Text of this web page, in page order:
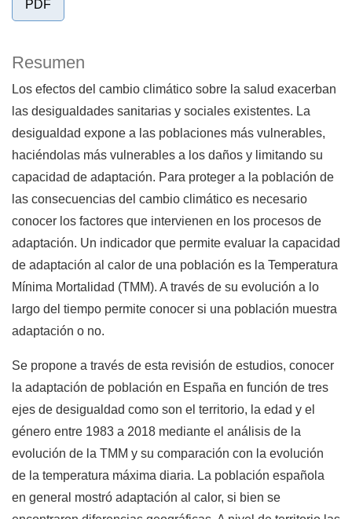
PDF
Resumen
Los efectos del cambio climático sobre la salud exacerban
las desigualdades sanitarias y sociales existentes. La
desigualdad expone a las poblaciones más vulnerables,
haciéndolas más vulnerables a los daños y limitando su
capacidad de adaptación. Para proteger a la población de
las consecuencias del cambio climático es necesario
conocer los factores que intervienen en los procesos de
adaptación. Un indicador que permite evaluar la capacidad
de adaptación al calor de una población es la Temperatura
Mínima Mortalidad (TMM). A través de su evolución a lo
largo del tiempo permite conocer si una población muestra
adaptación o no.
Se propone a través de esta revisión de estudios, conocer
la adaptación de población en España en función de tres
ejes de desigualdad como son el territorio, la edad y el
género entre 1983 a 2018 mediante el análisis de la
evolución de la TMM y su comparación con la evolución
de la temperatura máxima diaria. La población española
en general mostró adaptación al calor, si bien se